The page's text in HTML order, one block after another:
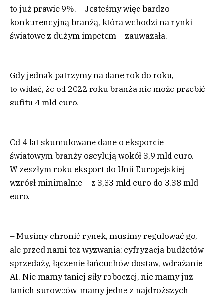
to już prawie 9%. – Jesteśmy więc bardzo
konkurencyjną branżą, która wchodzi na rynki
światowe z dużym impetem – zauważała.
Gdy jednak patrzymy na dane rok do roku,
to widać, że od 2022 roku branża nie może przebić
sufitu 4 mld euro.
Od 4 lat skumulowane dane o eksporcie
światowym branży oscylują wokół 3,9 mld euro.
W zeszłym roku eksport do Unii Europejskiej
wzrósł minimalnie – z 3,33 mld euro do 3,38 mld
euro.
– Musimy chronić rynek, musimy regulować go,
ale przed nami też wyzwania: cyfryzacja budżetów
sprzedaży, łączenie łańcuchów dostaw, wdrażanie
AI. Nie mamy taniej siły roboczej, nie mamy już
tanich surowców, mamy jedne z najdroższych